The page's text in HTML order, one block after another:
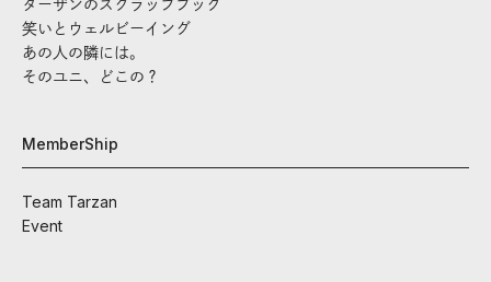
笑いとウェルビーイング
あの人の隣には。
そのユニ、どこの？
MemberShip
Team Tarzan
Event